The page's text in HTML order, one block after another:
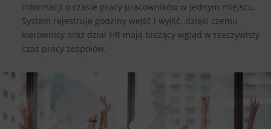
informacji o czasie pracy pracowników w jednym miejscu.
System rejestruje godziny wejść i wyjść, dzięki czemu
kierownicy oraz dział HR mają bieżący wgląd w rzeczywisty
czas pracy zespołów.